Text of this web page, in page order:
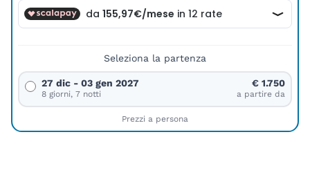
Seleziona la partenza
27 dic - 03 gen 2027
8 giorni, 7 notti
€ 1.750
a partire da
Prezzi a persona